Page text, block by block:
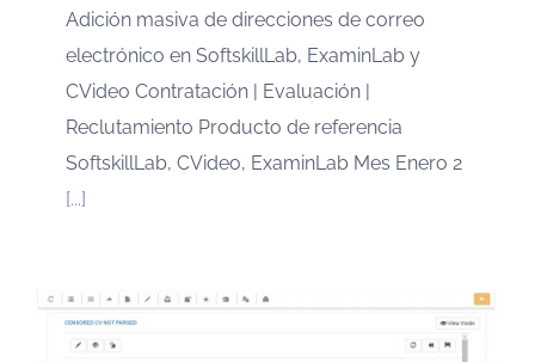
Adición masiva de direcciones de correo
electrónico en SoftskillLab, ExaminLab y
CVideo Contratación | Evaluación |
Reclutamiento Producto de referencia
SoftskillLab, CVideo, ExaminLab Mes Enero 2
[...]